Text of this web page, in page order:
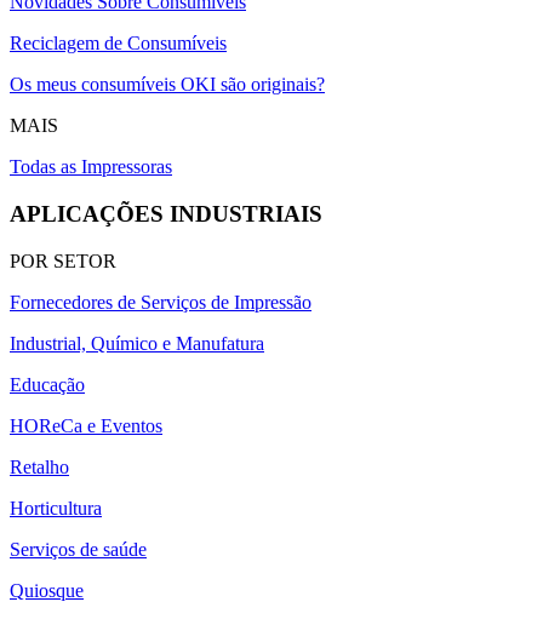
Reciclagem de Consumíveis
Os meus consumíveis OKI são originais?
MAIS
Todas as Impressoras
APLICAÇÕES INDUSTRIAIS
POR SETOR
Fornecedores de Serviços de Impressão
Industrial, Químico e Manufatura
Educação
HOReCa e Eventos
Retalho
Horticultura
Serviços de saúde
Quiosque